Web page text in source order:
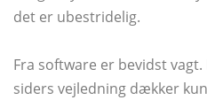
det er ubestridelig.
Fra software er bevidst
siders vejledning dækker